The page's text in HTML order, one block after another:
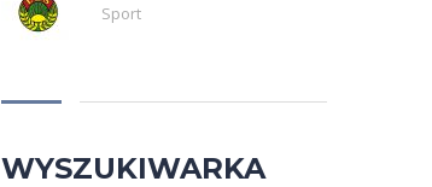
Sport
WYSZUKIWARKA